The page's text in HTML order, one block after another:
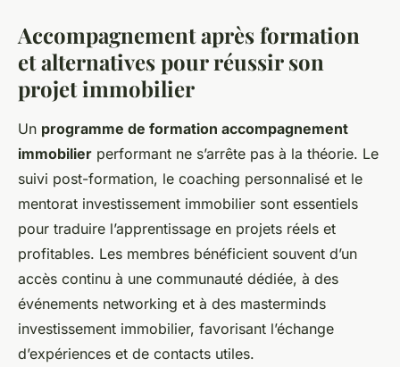
Accompagnement après formation
et alternatives pour réussir son
projet immobilier
Un programme de formation accompagnement
immobilier performant ne s’arrête pas à la théorie. Le
suivi post-formation, le coaching personnalisé et le
mentorat investissement immobilier sont essentiels
pour traduire l’apprentissage en projets réels et
profitables. Les membres bénéficient souvent d’un
accès continu à une communauté dédiée, à des
événements networking et à des masterminds
investissement immobilier, favorisant l’échange
d’expériences et de contacts utiles.